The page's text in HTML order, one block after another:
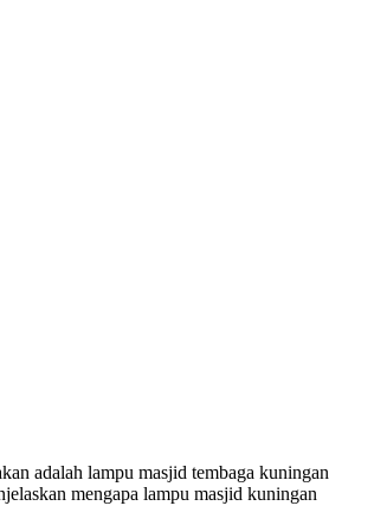
adalah lampu masjid tembaga kuningan
mengapa lampu masjid kuningan